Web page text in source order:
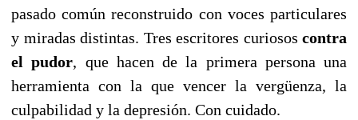
pasado común reconstruido con voces particulares
y miradas distintas. Tres escritores curiosos contra
el pudor, que hacen de la primera persona una
herramienta con la que vencer la vergüenza, la
culpabilidad y la depresión. Con cuidado.